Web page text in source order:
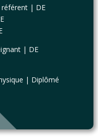
référent | DE
| DE
| Diplômé